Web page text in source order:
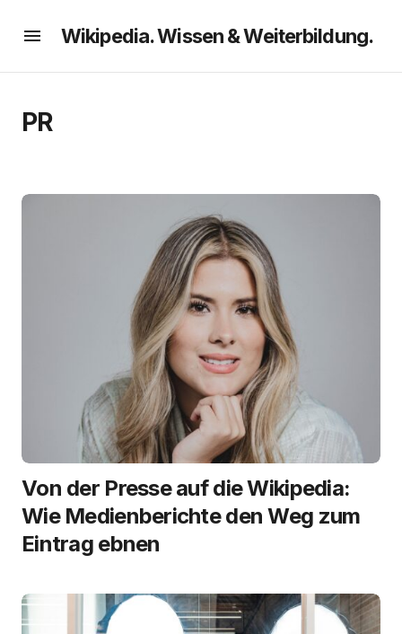
Wikipedia. Wissen & Weiterbildung.
PR
Von der Presse auf die Wikipedia:
Wie Medienberichte den Weg zum
Eintrag ebnen